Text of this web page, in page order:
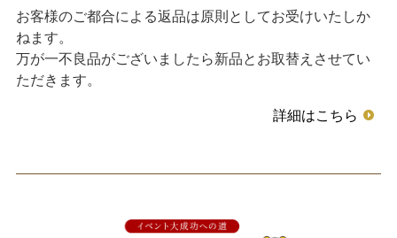
お客様のご都合による返品は原則としてお受けいたしか
ねます。
万が一不良品がございましたら新品とお取替えさせてい
ただきます。
詳細はこちら